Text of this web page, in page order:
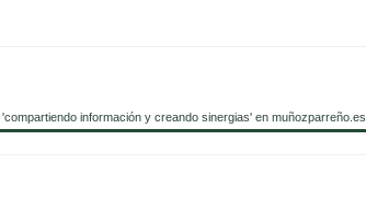
'compartiendo información y creando sinergias' en muñozparreño.es